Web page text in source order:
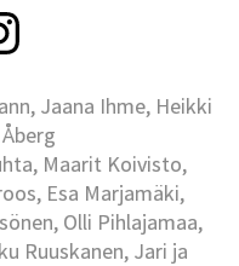
Jaana Ihme, Heikki
Maarit Koivisto,
Esa Marjamäki,
Olli Pihlajamaa,
Ruuskanen, Jari ja